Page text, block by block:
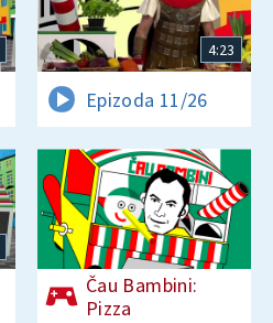
4:23
Epizoda 11/26
Čau Bambini:
Pizza